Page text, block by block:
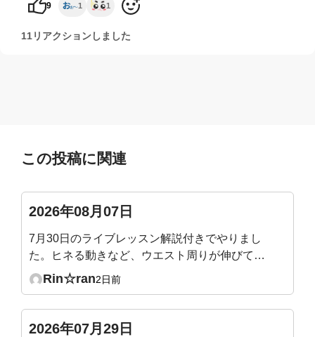
9 1 1
11リアクションしました
この投稿に関連
2026年08月07日
7月30日のライブレッスン解説付きでやりまし
た。ヒネる動きなど、ウエスト周りが伸びて気
持ち良かったです。腰痛にも効きそうでした。
Rin☆ran2日前
2026年07月29日